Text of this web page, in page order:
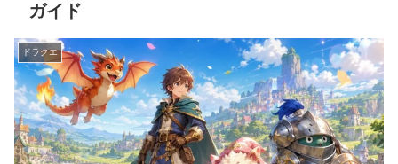
ガイド
ドラクエ